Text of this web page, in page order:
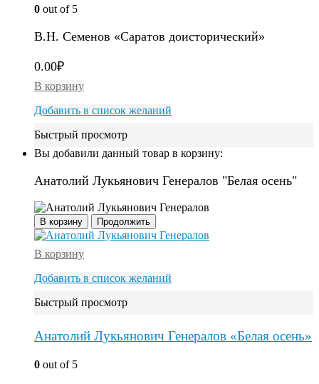
0 out of 5
В.Н. Семенов «Саратов доисторический»
0.00₽
В корзину
Добавить в список желаний
Быстрый просмотр
Вы добавили данный товар в корзину:
Анатолий Лукьянович Генералов "Белая осень"
В корзину Продолжить
В корзину
Добавить в список желаний
Быстрый просмотр
Анатолий Лукьянович Генералов «Белая осень»
0 out of 5